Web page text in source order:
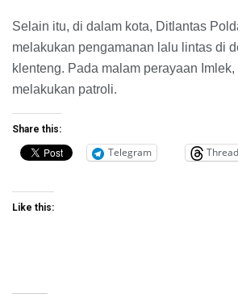
Selain itu, di dalam kota, Ditlantas
melakukan pengamanan lalu lintas di
klenteng. Pada malam perayaan
melakukan patroli.
Share this:
Telegram
Like this: